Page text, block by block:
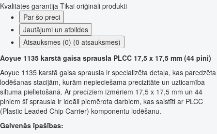
Kvalitātes garantija Tikai oriģināli produkti
Par šo preci
Jautājumi un atbildes
Atsauksmes (0) (0 atsauksmes)
Aoyue 1135 karstā gaisa sprausla PLCC 17,5 x 17,5 mm (44 pini)
Aoyue 1135 karstā gaisa sprausla ir specializēta detaļa, kas paredzēta
lodēšanas stacijām, kurām nepieciešama precizitāte un uzticamība
siltuma pielietošanā. Ar precīziem izmēriem 17,5 x 17,5 mm un 44
piniem šī sprausla ir ideāli piemērota darbiem, kas saistīti ar PLCC
(Plastic Leaded Chip Carrier) komponentu lodēšanu.
Galvenās īpašības: